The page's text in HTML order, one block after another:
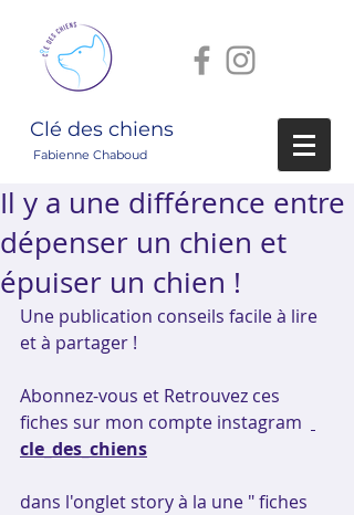
Clé des chiens
Fabienne Chaboud
Il y a une différence entre
dépenser un chien et
épuiser un chien !
Une publication conseils facile à lire
et à partager !
Abonnez-vous et Retrouvez ces
fiches sur mon compte instagram
cle_des_chiens
dans l'onglet story à la une " fiches